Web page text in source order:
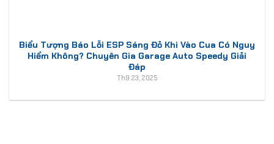
Biểu Tượng Báo Lỗi ESP Sáng Đỏ Khi Vào Cua Có Nguy
Hiểm Không? Chuyên Gia Garage Auto Speedy Giải
Đáp
Th9 23, 2025